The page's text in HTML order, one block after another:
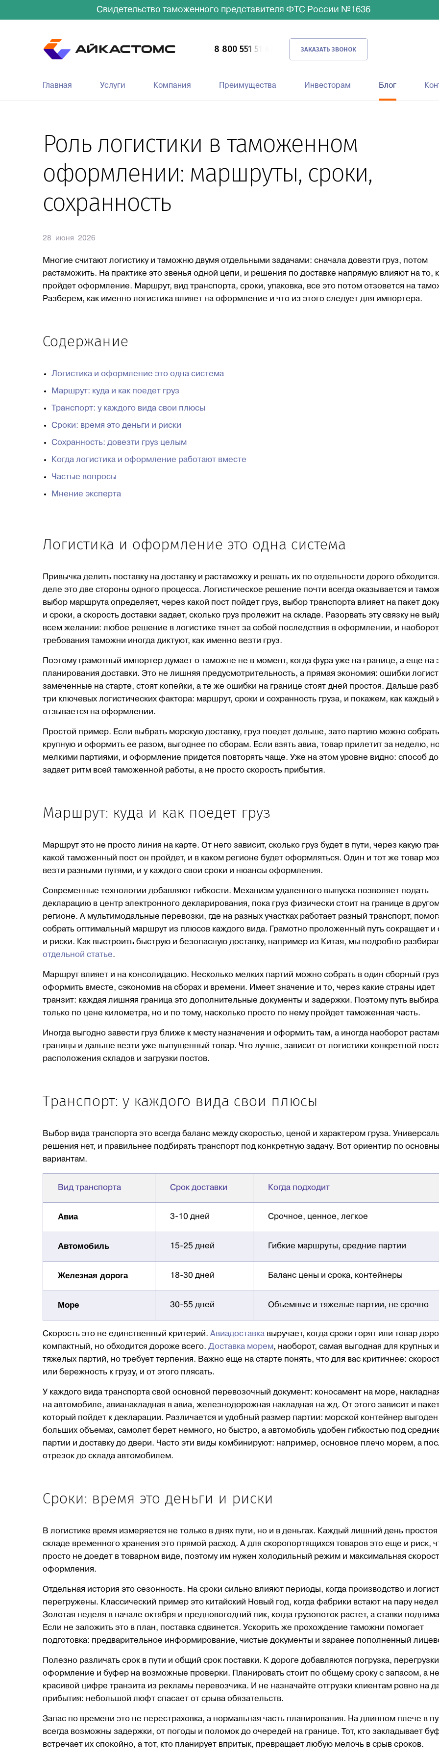
Свидетельство таможенного представителя ФТС России №1636
Главная Услуги Компания Преимущества Инвесторам Блог
8 800 551 51 47 ЗАКАЗАТЬ ЗВОНОК
Роль логистики в таможенном
оформлении: маршруты, сроки,
сохранность
28 июня 2026
Многие считают логистику и таможню двумя отдельными задачами: сначала довезти груз, потом
растаможить. На практике это звенья одной цепи, и решения по доставке напрямую влияют на то,
пройдет оформление. Маршрут, вид транспорта, сроки, упаковка, все это потом отзовется на
Разберем, как именно логистика влияет на оформление и что из этого следует для импортера.
Содержание
Логистика и оформление это одна система
Маршрут: куда и как поедет груз
Транспорт: у каждого вида свои плюсы
Сроки: время это деньги и риски
Сохранность: довезти груз целым
Когда логистика и оформление работают вместе
Частые вопросы
Мнение эксперта
Логистика и оформление это одна система
Привычка делить поставку на доставку и растаможку и решать их по отдельности дорого
деле это две стороны одного процесса. Логистическое решение почти всегда оказывается и
выбор маршрута определяет, через какой пост пойдет груз, выбор транспорта влияет на пакет
и сроки, а скорость доставки задает, сколько груз пролежит на складе. Разорвать эту связку не
всем желании: любое решение в логистике тянет за собой последствия в оформлении, и
требования таможни иногда диктуют, как именно везти груз.
Поэтому грамотный импортер думает о таможне не в момент, когда фура уже на границе, а еще на
планирования доставки. Это не лишняя предусмотрительность, а прямая экономия: ошибки
замеченные на старте, стоят копейки, а те же ошибки на границе стоят дней простоя. Дальше
три ключевых логистических фактора: маршрут, сроки и сохранность груза, и покажем, как каждый
отзывается на оформлении.
Простой пример. Если выбрать морскую доставку, груз поедет дольше, зато партию можно собрать
крупную и оформить ее разом, выгоднее по сборам. Если взять авиа, товар прилетит за неделю,
мелкими партиями, и оформление придется повторять чаще. Уже на этом уровне видно: способ
задает ритм всей таможенной работы, а не просто скорость прибытия.
Маршрут: куда и как поедет груз
Маршрут это не просто линия на карте. От него зависит, сколько груз будет в пути, через какую
какой таможенный пост он пройдет, и в каком регионе будет оформляться. Один и тот же товар
везти разными путями, и у каждого свои сроки и нюансы оформления.
Современные технологии добавляют гибкости. Механизм удаленного выпуска позволяет подать
декларацию в центр электронного декларирования, пока груз физически стоит на границе в
регионе. А мультимодальные перевозки, где на разных участках работает разный транспорт,
собрать оптимальный маршрут из плюсов каждого вида. Грамотно проложенный путь сокращает и
и риски. Как выстроить быструю и безопасную доставку, например из Китая, мы подробно
отдельной статье.
Маршрут влияет и на консолидацию. Несколько мелких партий можно собрать в один сборный
оформить вместе, сэкономив на сборах и времени. Имеет значение и то, через какие страны идет
транзит: каждая лишняя граница это дополнительные документы и задержки. Поэтому путь
только по цене километра, но и по тому, насколько просто по нему пройдет таможенная часть.
Иногда выгодно завести груз ближе к месту назначения и оформить там, а иногда наоборот
границы и дальше везти уже выпущенный товар. Что лучше, зависит от логистики конкретной
расположения складов и загрузки постов.
Транспорт: у каждого вида свои плюсы
Выбор вида транспорта это всегда баланс между скоростью, ценой и характером груза.
решения нет, и правильнее подбирать транспорт под конкретную задачу. Вот ориентир по
вариантам.
Вид транспорта Срок доставки Когда подходит
Авиа 3-10 дней Срочное, ценное, легкое
Автомобиль 15-25 дней Гибкие маршруты, средние партии
Железная дорога 18-30 дней Баланс цены и срока, контейнеры
Море 30-55 дней Объемные и тяжелые партии, не срочно
Скорость это не единственный критерий. Авиадоставка выручает, когда сроки горят или товар
компактный, но обходится дороже всего. Доставка морем, наоборот, самая выгодная для крупных и
тяжелых партий, но требует терпения. Важно еще на старте понять, что для вас критичнее:
или бережность к грузу, и от этого плясать.
У каждого вида транспорта свой основной перевозочный документ: коносамент на море,
на автомобиле, авианакладная в авиа, железнодорожная накладная на жд. От этого зависит и
который пойдет к декларации. Различается и удобный размер партии: морской контейнер
больших объемах, самолет берет немного, но быстро, а автомобиль удобен гибкостью под
партии и доставку до двери. Часто эти виды комбинируют: например, основное плечо морем, а
отрезок до склада автомобилем.
Сроки: время это деньги и риски
В логистике время измеряется не только в днях пути, но и в деньгах. Каждый лишний день простоя
складе временного хранения это прямой расход. А для скоропортящихся товаров это еще и риск,
просто не доедет в товарном виде, поэтому им нужен холодильный режим и максимальная
оформления.
Отдельная история это сезонность. На сроки сильно влияют периоды, когда производство и
перегружены. Классический пример это китайский Новый год, когда фабрики встают на пару
Золотая неделя в начале октября и предновогодний пик, когда грузопоток растет, а ставки
Если не заложить это в план, поставка сдвинется. Ускорить же прохождение таможни помогает
подготовка: предварительное информирование, чистые документы и заранее пополненный
Полезно различать срок в пути и общий срок поставки. К дороге добавляются погрузка,
оформление и буфер на возможные проверки. Планировать стоит по общему сроку с запасом, а
красивой цифре транзита из рекламы перевозчика. И не назначайте отгрузки клиентам ровно на
прибытия: небольшой люфт спасает от срыва обязательств.
Запас по времени это не перестраховка, а нормальная часть планирования. На длинном плече в
всегда возможны задержки, от погоды и поломок до очередей на границе. Тот, кто закладывает
встречает их спокойно, а тот, кто планирует впритык, превращает любую мелочь в срыв сроков.
Наш Telegram канал Наш Telegram